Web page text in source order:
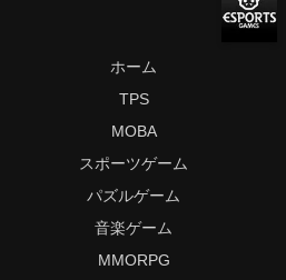
ホーム
TPS
MOBA
スポーツゲーム
パズルゲーム
音楽ゲーム
MMORPG